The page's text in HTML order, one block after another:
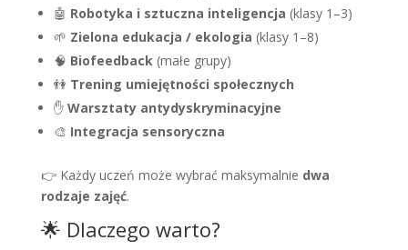
🤖 Robotyka i sztuczna inteligencja (klasy 1–3)
🌱 Zielona edukacja / ekologia (klasy 1–8)
🧠 Biofeedback(małe grupy)
👫 Trening umiejętności społecznych
✋ Warsztaty antydyskryminacyjne
🎨 Integracja sensoryczna
👉 Każdy uczeń może wybrać maksymalnie dwa
rodzaje zajęć.
🌟 Dlaczego warto?